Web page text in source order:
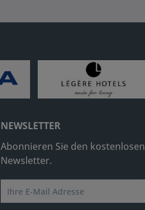
NEWSLETTER
Abonnieren Sie den kostenlosen
Newsletter.